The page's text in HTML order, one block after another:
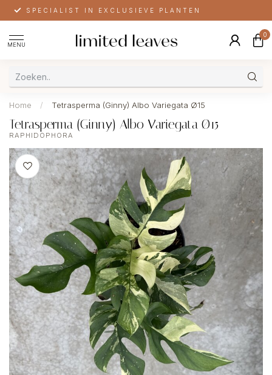
SPECIALIST IN EXCLUSIEVE PLANTEN
MENU
0
Home / Tetrasperma (Ginny) Albo Variegata Ø15
Tetrasperma (Ginny) Albo Variegata Ø15
RAPHIDOPHORA